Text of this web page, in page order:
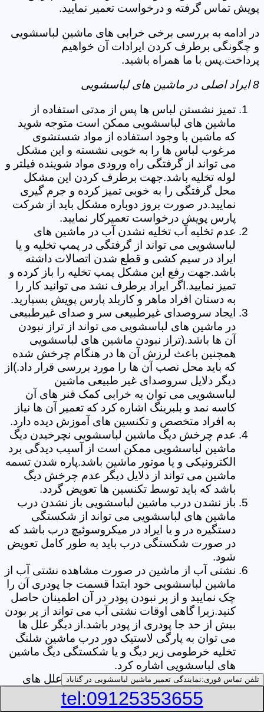
پویش تماس گرفته و درخواست تعمیر نمایید.
در ادامه به بررسی برخی خرابی های ماشین لباسشویی
و چگونگی برطرف کردن ایرادات آن خواهیم
پرداخت.پس با ما همراه باشید.
8 ایراد اصلی در ماشین های لباسشویی
تمیز نشستن لباس ها پس از مدتی استفاده از
ماشین های لباسشویی ممکن است متوجه شوید
که ماشین با وجود استفاده از مواد شستشوی
مرغوب لباس ها را به خوبی نشسته و این مشکل
می تواند از گرفتگی راه ورودی مواد شوینده فیلتر و
لوله تخلیه باشد.جهت برطرف کردن این مشکل
محل گرفتگی را به خوبی تمیز کرده و جرم گیری
نمایید.در صورت بروز دوباره مشکل باید از شرکت
پارس پویش درخواست تعمیرکار نمایید.
عدم تخلیه آب تخلیه نشدن آب در ماشین های
لباسشویی می تواند از گرفتگی در پمپ تخلیه و یا
ایراد در سیم کشی و قطع شدن اتصالات داشته
باشد.جهت رفع این مشکل پمپ تخلیه را باز کرده و
تمیز نمایید.اگر ایراد برطرف نشد می توانید کار را
به دستان افراد ماهر و کاربلد پارس پویش بسپارید.
ایجاد سروصدای غیرطبیعی سر و صدای غیرطبیعی
در ماشین های لباسشویی می تواند از تراز نبودن
آن ها باشد.(تراز نبودن ماشین های لباسشویی
همچنین باعث لرزش آن ها در هنگام چرخش شده
که باید محل نصب آن ها را مورد بررسی قرار داد.)از
دیگر دلایل سروصدای غیر طبیعی ماشین
لباسشویی می توان به خرابی کمک فنر های آن
کاسه نمد و بلبرینگ اشاره کرد که تعمیر آن ها نیاز
به افراد متخصص و تکنسین های آموزش دیده دارد.
عدم چرخش دیگ ماشین لباسشویی نچرخیدن دیگ
ماشین لباسشویی ممکن است از آسیب دیدگی برد
الکترونیکی و یا موتور ماشین باشد.پاره شدن تسمه
ماشین می تواند از دلایل دیگر عدم چرخش دیگ
باشد که باید توسط تکنسین ها تعویض گردد.
باز نشدن درب ماشین لباسشویی باز نشدن درب
ماشین های لباسشویی می تواند از شکستگی
دستگیره در و یا ایراد در میکروسوئیچ درب باشد که
در صورت شکستگی درب باید به طور کامل تعویض
شود.
نشتی آب از ماشین در صورت مشاهده نشتی آب از
ماشین لباسشویی خود ابتدا قسمت جا پودری آن را
چک نمایید و از پر نبودن پودر در آن اطمینان حاصل
کنید.زیرا گاهی اوقات نشتی آب می تواند از پر بودن
بیش از حد جا پودری از پودر باشد.از دیگر علل ها
می توان به پارگی لاستیک دور درب ماشین شلنگ
تخلیه خرطومی زیر دیگ و یا شکستگی دیگ ماشین
های لباسشویی اشاره کرد.
خشک نکردن لباس ها یکی از بیشترین علل های
خشک نکردن لباس ها توسط ماشین های
لباسشویی پر کردن دیگ آن ها بیش از حد ظرفیت
تلفن تماس فوری:نمایندگی تعمیر ماشین لباسشویی در گناباد
tel:09125353655